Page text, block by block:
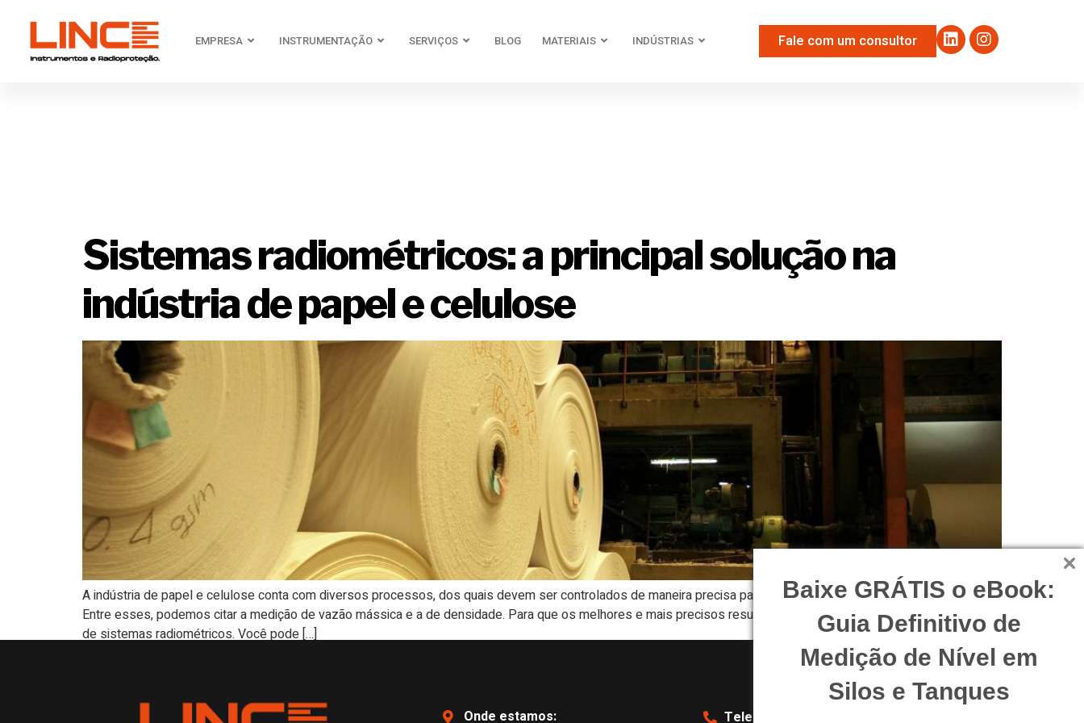
Baixe GRÁTIS o eBook:
Guia Definitivo de
Medição de Nível em
Silos e Tanques
EMPRESA INSTRUMENTAÇÃO SERVIÇOS BLOG MATERIAIS INDÚSTRIAS Fale com um consultor
Sistemas radiométricos: a principal solução na
indústria de papel e celulose
A indústria de papel e celulose conta com diversos processos, dos quais devem ser controlados de maneira precisa para que grandes problemas sejam evitados.
Entre esses, podemos citar a medição de vazão mássica e a de densidade. Para que os melhores e mais precisos resultados sejam obtidos, indicamos a aplicação
de sistemas radiométricos. Você pode […]
Onde estamos: Telefone: